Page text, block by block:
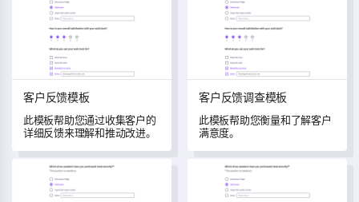
客户反馈模板
此模板帮助您通过收集客户的
详细反馈来理解和推动改进。
客户反馈调查模板
此模板帮助您衡量和了解客户
满意度。
客户评价模板 客户服务调查模板